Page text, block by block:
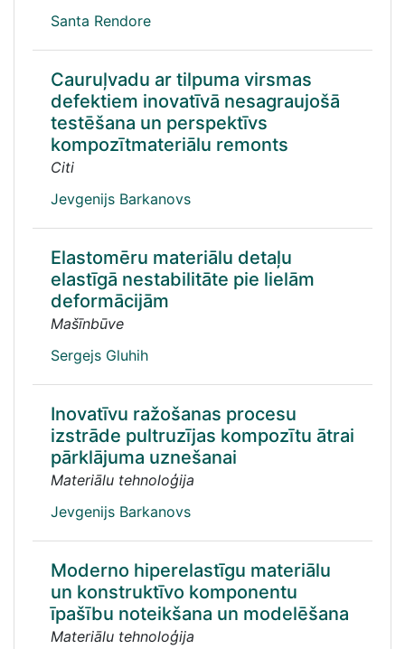
Santa Rendore
Cauruļvadu ar tilpuma virsmas
defektiem inovatīvā nesagraujošā
testēšana un perspektīvs
kompozītmateriālu remonts
Citi
Jevgenijs Barkanovs
Elastomēru materiālu detaļu
elastīgā nestabilitāte pie lielām
deformācijām
Mašīnbūve
Sergejs Gluhih
Inovatīvu ražošanas procesu
izstrāde pultruzījas kompozītu ātrai
pārklājuma uznešanai
Materiālu tehnoloģija
Jevgenijs Barkanovs
Moderno hiperelastīgu materiālu
un konstruktīvo komponentu
īpašību noteikšana un modelēšana
Materiālu tehnoloģija